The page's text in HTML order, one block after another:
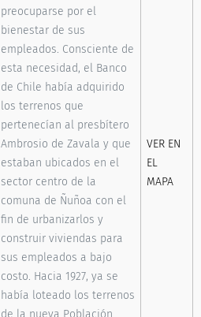
preocuparse por el
bienestar de sus
empleados. Consciente de
esta necesidad, el Banco
de Chile había adquirido
los terrenos que
pertenecían al presbítero
Ambrosio de Zavala y que
estaban ubicados en el
sector centro de la
comuna de Ñuñoa con el
fin de urbanizarlos y
construir viviendas para
sus empleados a bajo
costo. Hacia 1927, ya se
había loteado los terrenos
de la nueva Población
VER EN
EL
MAPA